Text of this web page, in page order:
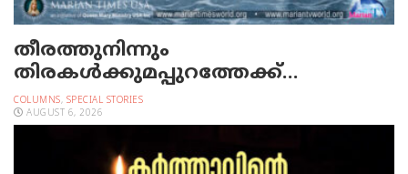
തീരത്തുനിന്നും
തിരകള്‍ക്കുമപ്പുറത്തേക്ക്…
COLUMNS, SPECIAL STORIES
AUGUST 6, 2026